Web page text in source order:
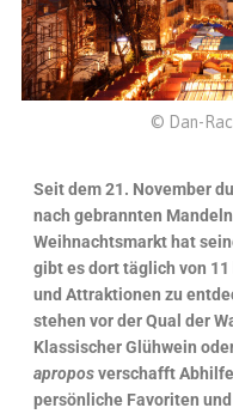
© Dan-
Seit dem 21. November
nach gebrannten
Weihnachtsmarkt hat
gibt es dort täglich von
und Attraktionen zu
stehen vor der Qual der
Klassischer Glühwein
aproposverschafft
persönliche Favoriten